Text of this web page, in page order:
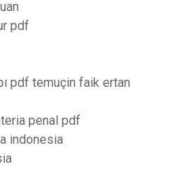
pdf
pdf temuçin faik ertan
penal pdf
indonesia